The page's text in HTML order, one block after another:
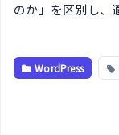
のか」を区別し、
WordPress